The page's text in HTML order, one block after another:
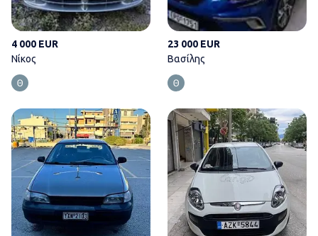
4 000 EUR
Νίκος
23 000 EUR
Βασίλης
Γιάννης Γρυλιωνακης